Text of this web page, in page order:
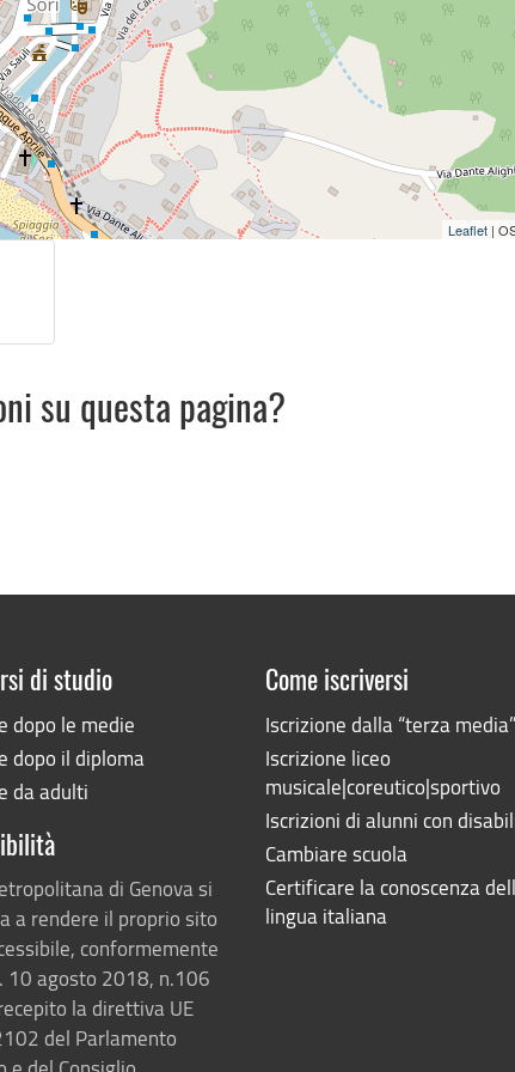
Leaflet|
su questa pagina?
di studio
dopo le medie
dopo il diploma
da adulti
di Genova si
a rendere il proprio sito
conformemente
10 agosto 2018, n.106
la direttiva UE
del Parlamento
Come iscriversi
Iscrizione dalla “terza media”
Iscrizione liceo
musicale|coreutico|sportivo
Iscrizioni di alunni con
Cambiare scuola
Certificare la conoscenza
lingua italiana